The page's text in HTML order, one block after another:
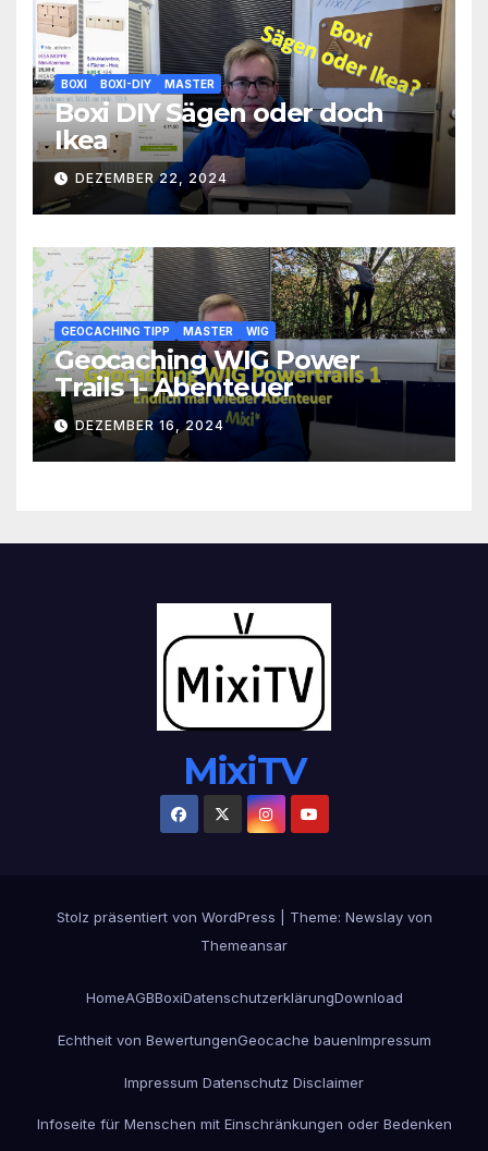
BOXI BOXI-DIY MASTER
Boxi DIY Sägen oder doch
Ikea
DEZEMBER 22, 2024
GEOCACHING TIPP MASTER WIG
Geocaching WIG Power
Trails 1- Abenteuer
DEZEMBER 16, 2024
MixiTV
Stolz präsentiert von WordPress Theme: Newslayvon
Themeansar
HomeAGBBoxiDatenschutzerklärungDownload
Echtheit von BewertungenGeocache bauenImpressum
Impressum Datenschutz Disclaimer
Infoseite für Menschen mit Einschränkungen oder Bedenken